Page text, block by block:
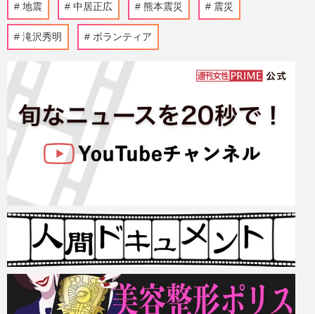
地震 中居正広 熊本震災 震災
滝沢秀明 ボランティア